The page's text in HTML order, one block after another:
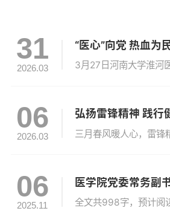
31
2026.03
06
2026.03
06
2025.11